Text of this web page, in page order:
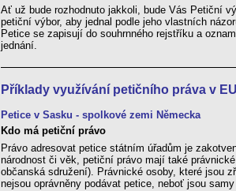
Ať už bude rozhodnuto jakkoli, bude Vás Petiční
petiční výbor, aby jednal podle jeho vlastních
Petice se zapisují do souhrnného rejstříku a
jednání.
Příklady využívání petičního práva v
Petice v Sasku - spolkové zemi Německa
Kdo má petiční právo
Právo adresovat petice státním úřadům je
národnost či věk, petiční právo mají také
občanská sdružení). Právnické osoby, které jsou
nejsou oprávněny podávat petice, neboť jsou